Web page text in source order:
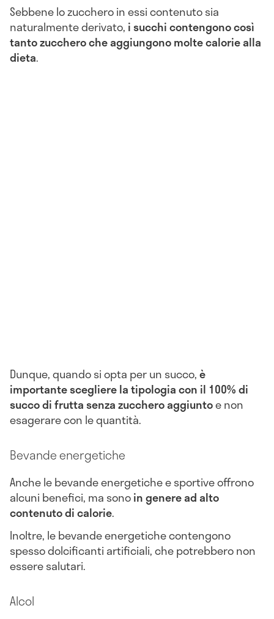
Sebbene lo zucchero in essi contenuto sia
naturalmente derivato, i succhi contengono così
tanto zucchero che aggiungono molte calorie alla
dieta.
Dunque, quando si opta per un succo,è
importante scegliere la tipologia con il 100% di
succo di frutta senza zucchero aggiuntoe non
esagerare con le quantità.
Bevande energetiche
Anche le bevande energetiche e sportive offrono
alcuni benefici, ma sonoin genere ad alto
contenuto di calorie.
Inoltre, le bevande energetiche contengono
spesso dolcificanti artificiali, che potrebbero non
essere salutari.
Alcol